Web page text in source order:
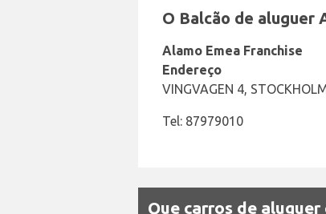
O Balcão de aluguer
Alamo Emea Franchise
Endereço
VINGVAGEN 4,
Tel: 87979010
Que carros de